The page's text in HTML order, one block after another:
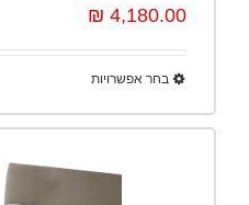
4,180.00 ₪
בחר אפשרויות